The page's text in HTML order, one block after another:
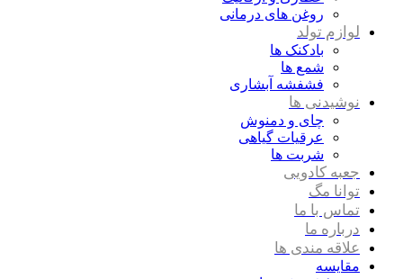
روغن های درمانی
لوازم تولد
بادکنک ها
شمع ها
فشفشه آبشاری
نوشیدنی ها
چای و دمنوش
عرقیات گیاهی
شربت ها
جعبه کادویی
توانا مگ
تماس با ما
درباره ما
علاقه مندی ها
مقایسه